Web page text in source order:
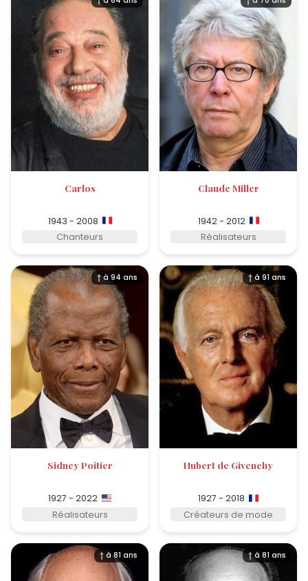
Carlos
1943 - 2008
Chanteurs
Claude Miller
1942 - 2012
Réalisateurs
† à 94 ans
Sidney Poitier
1927 - 2022
Réalisateurs
† à 91 ans
Hubert de Givenchy
1927 - 2018
Créateurs de mode
† à 81 ans † à 81 ans